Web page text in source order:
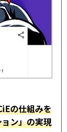
の仕組みを
ン」の実現